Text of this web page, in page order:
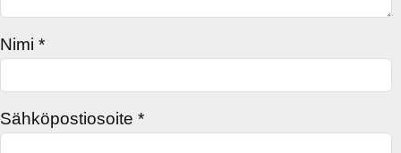
Nimi *
Sähköpostiosoite *